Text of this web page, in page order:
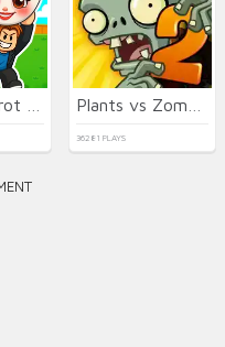
36281 PLAYS